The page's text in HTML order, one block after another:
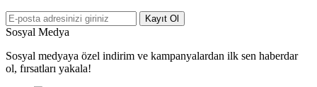
Kayıt Ol
Sosyal Medya
Sosyal medyaya özel indirim ve kampanyalardan ilk sen haberdar
ol, fırsatları yakala!